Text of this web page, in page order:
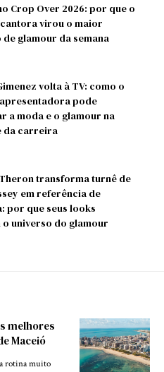
Crop Over 2026: por que o
virou o maior
glamour da semana
volta à TV: como o
pode
a moda e o glamour na
da carreira
transforma turnê de
em referência de
por que seus looks
o universo do glamour
melhores
Maceió
rotina muito